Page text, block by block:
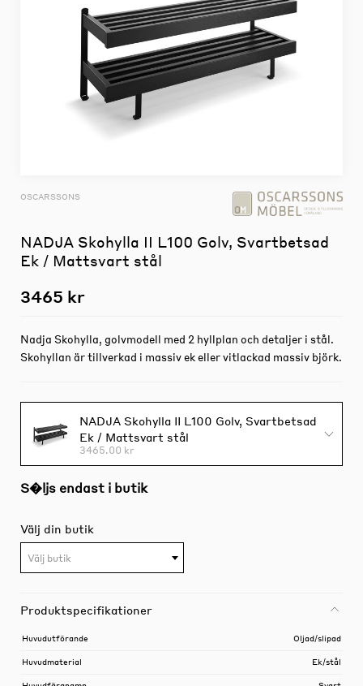
OSCARSSONS
NADJA Skohylla II L100 Golv, Svartbetsad
Ek / Mattsvart stål
3465 kr
Nadja Skohylla, golvmodell med 2 hyllplan och detaljer i stål.
Skohyllan är tillverkad i massiv ek eller vitlackad massiv björk.
NADJA Skohylla II L100 Golv, Svartbetsad
Ek / Mattsvart stål
3465.00 kr
S�ljs endast i butik
Välj din butik
Välj butik
Produktspecifikationer
Huvudutförande Oljad/slipad
Huvudmaterial Ek/stål